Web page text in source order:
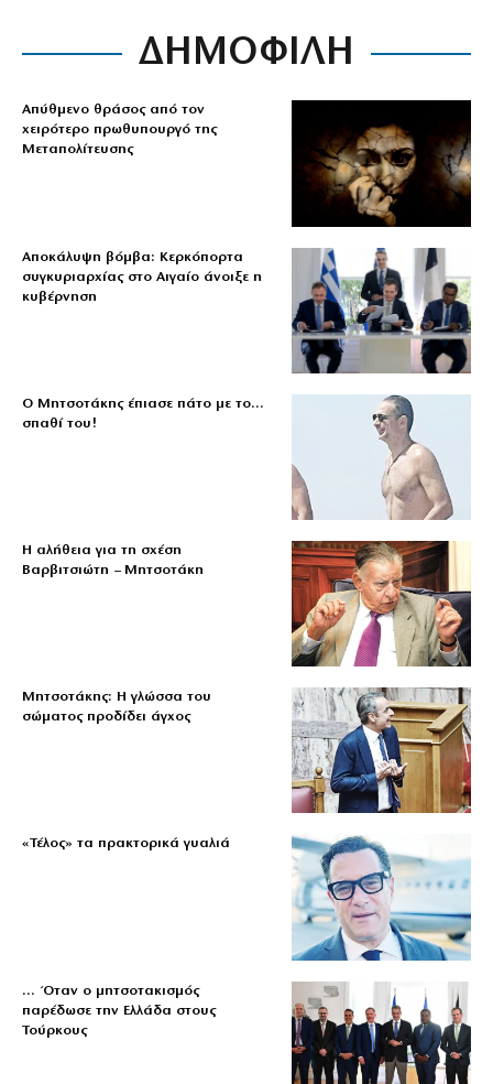
ΔΗΜΟΦΙΛΗ
Απύθμενο θράσος από τον
χειρότερο πρωθυπουργό της
Μεταπολίτευσης
Αποκάλυψη βόμβα: Κερκόπορτα
συγκυριαρχίας στο Αιγαίο άνοιξε η
κυβέρνηση
Ο Μητσοτάκης έπιασε πάτο με το…
σπαθί του!
Η αλήθεια για τη σχέση
Βαρβιτσιώτη – Μητσοτάκη
Μητσοτάκης: Η γλώσσα του
σώματος προδίδει άγχος
«Τέλος» τα πρακτορικά γυαλιά
… Όταν ο μητσοτακισμός
παρέδωσε την Ελλάδα στους
Τούρκους